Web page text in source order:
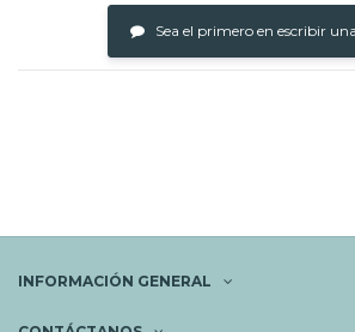
Sea el primero en escribir
INFORMACIÓN GENERAL